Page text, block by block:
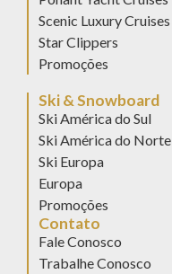
Scenic Luxury Cruises
Star Clippers
Promoções
Ski & Snowboard
Ski América do Sul
Ski América do Norte
Ski Europa
Europa
Promoções
Contato
Fale Conosco
Trabalhe Conosco